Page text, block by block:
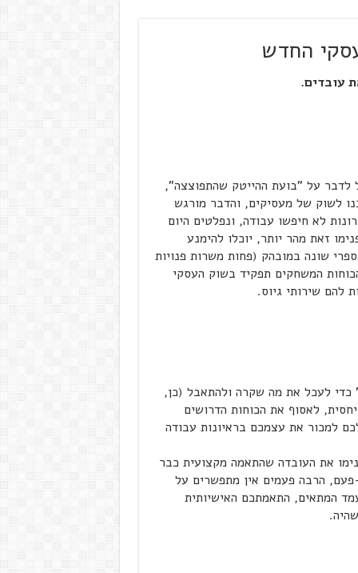
החדש
עובדים.
לדבר על "בועת ההייטק שהתפוצצה",
לשוק של מעסיקים, והדבר מורגש
לא חיפשו עבודה, ונפלטים היום
זאת מהר יותר, יוכלו להימנע
שונה במובהק (פחות משרות פנויות
המשחקים תפקיד בשוק העסקי
להם שירותי גיוס.
לעכל את מה שקרה ולהתאבל (כן,
לאסוף את הכוחות הדרושים
למכור את עצמכם בראיונות עבודה
שהתאמה מקצועית כבר
הרבה פעמים אין מתפשרים על
המתאים, התאמתכם האישיותית